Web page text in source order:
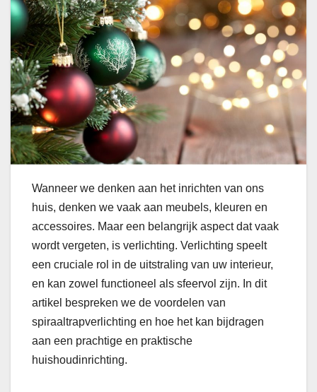
Wanneer we denken aan het inrichten van ons
huis, denken we vaak aan meubels, kleuren en
accessoires. Maar een belangrijk aspect dat vaak
wordt vergeten, is verlichting. Verlichting speelt
een cruciale rol in de uitstraling van uw interieur,
en kan zowel functioneel als sfeervol zijn. In dit
artikel bespreken we de voordelen van
spiraaltrapverlichting en hoe het kan bijdragen
aan een prachtige en praktische
huishoudinrichting.